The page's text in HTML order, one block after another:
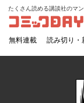
コミック
たくさん読める講談社のマ
無料連載 読み切り・